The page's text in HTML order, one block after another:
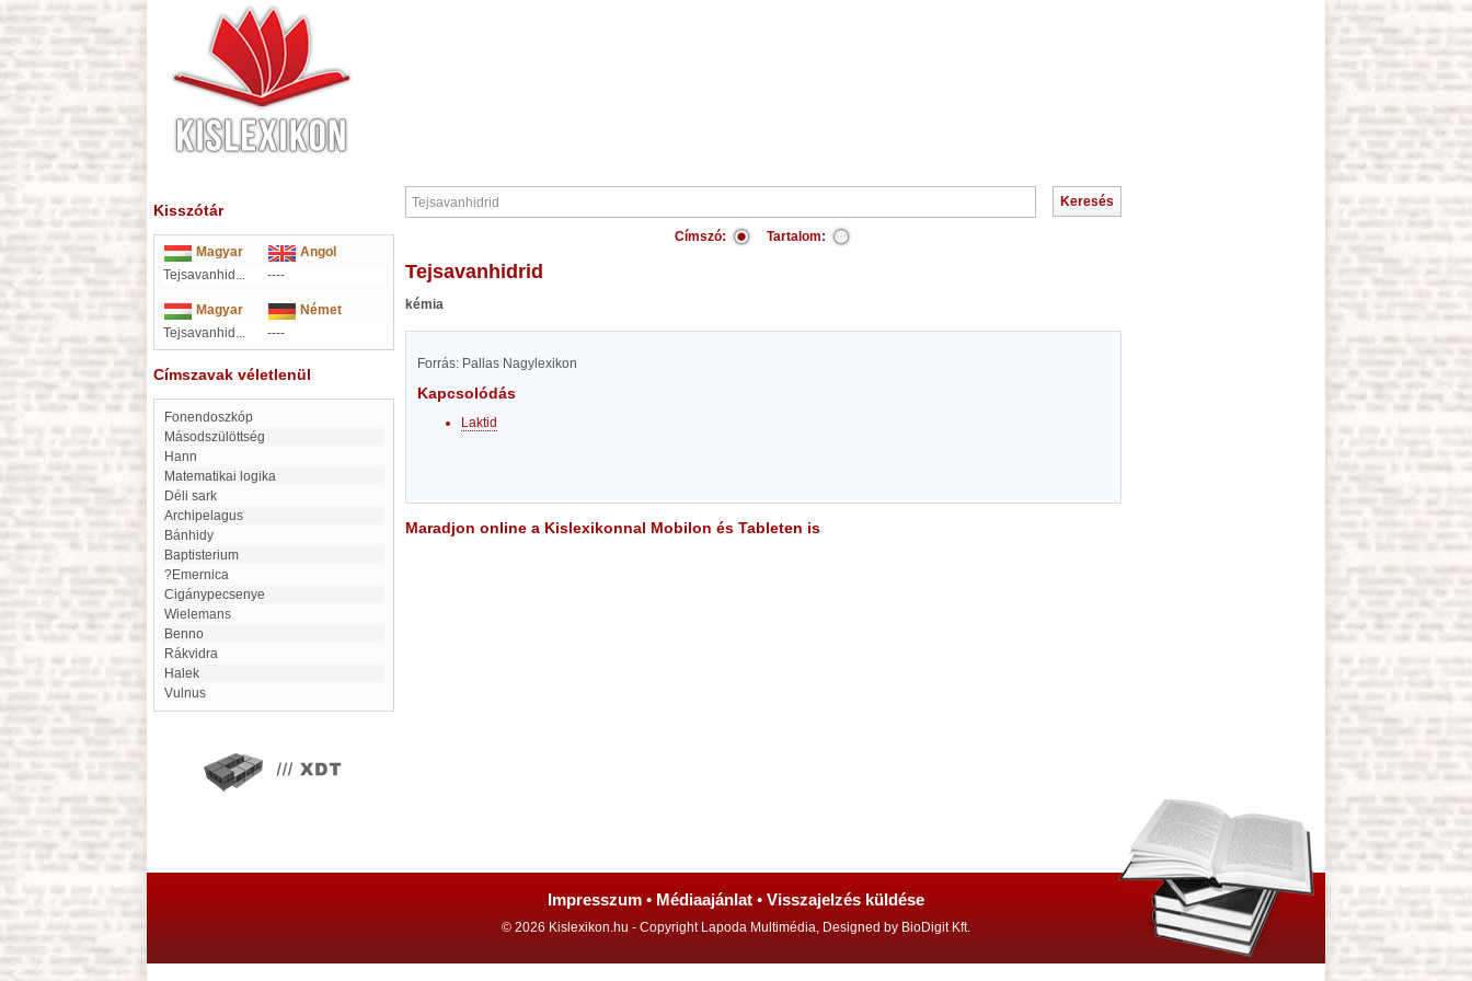
Kisszótár
Magyar
Angol
Tejsavanhid...
----
Magyar
Német
Tejsavanhid...
----
Címszavak véletlenül
fonendoszkóp
Másodszülöttség
Hann
matematikai logika
Déli sark
Archipelagus
Bánhidy
Baptisterium
?emernica
Cigánypecsenye
Wielemans
Benno
Rákvidra
Halek
Vulnus
Címszó: Tartalom:
Tejsavanhidrid
kémia
Forrás: Pallas Nagylexikon
Kapcsolódás
Laktid
Maradjon online a Kislexikonnal Mobilon és Tableten is
Impresszum • Médiaajánlat • Visszajelzés küldése
© 2026 Kislexikon.hu - Copyright Lapoda Multimédia, Designed by BioDigit Kft.